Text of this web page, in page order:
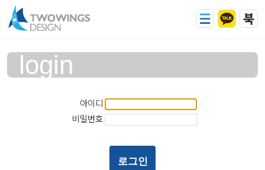
login
아이디
비밀번호